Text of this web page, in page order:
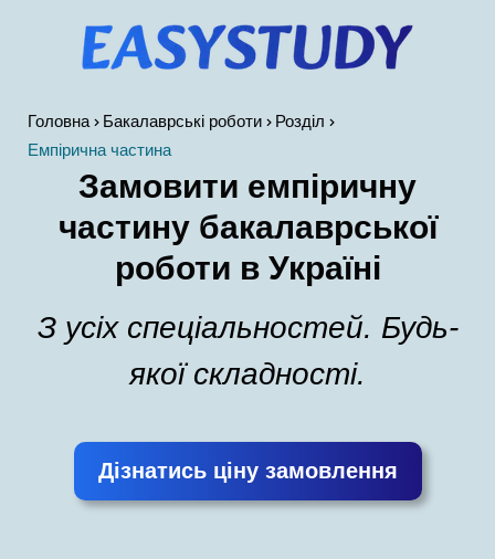
Замовити емпіричну
частину бакалаврської
роботи в Україні
З усіх спеціальностей. Будь-
якої складності.
Дізнатись ціну замовлення
Головна Бакалаврські роботи
Розділ
Емпірична частина